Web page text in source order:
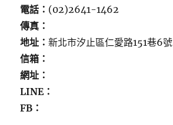
電話： (02)2641-1462
傳真：
地址：新北市汐止區仁愛路151巷6號
信箱：
網址：
LINE：
FB：